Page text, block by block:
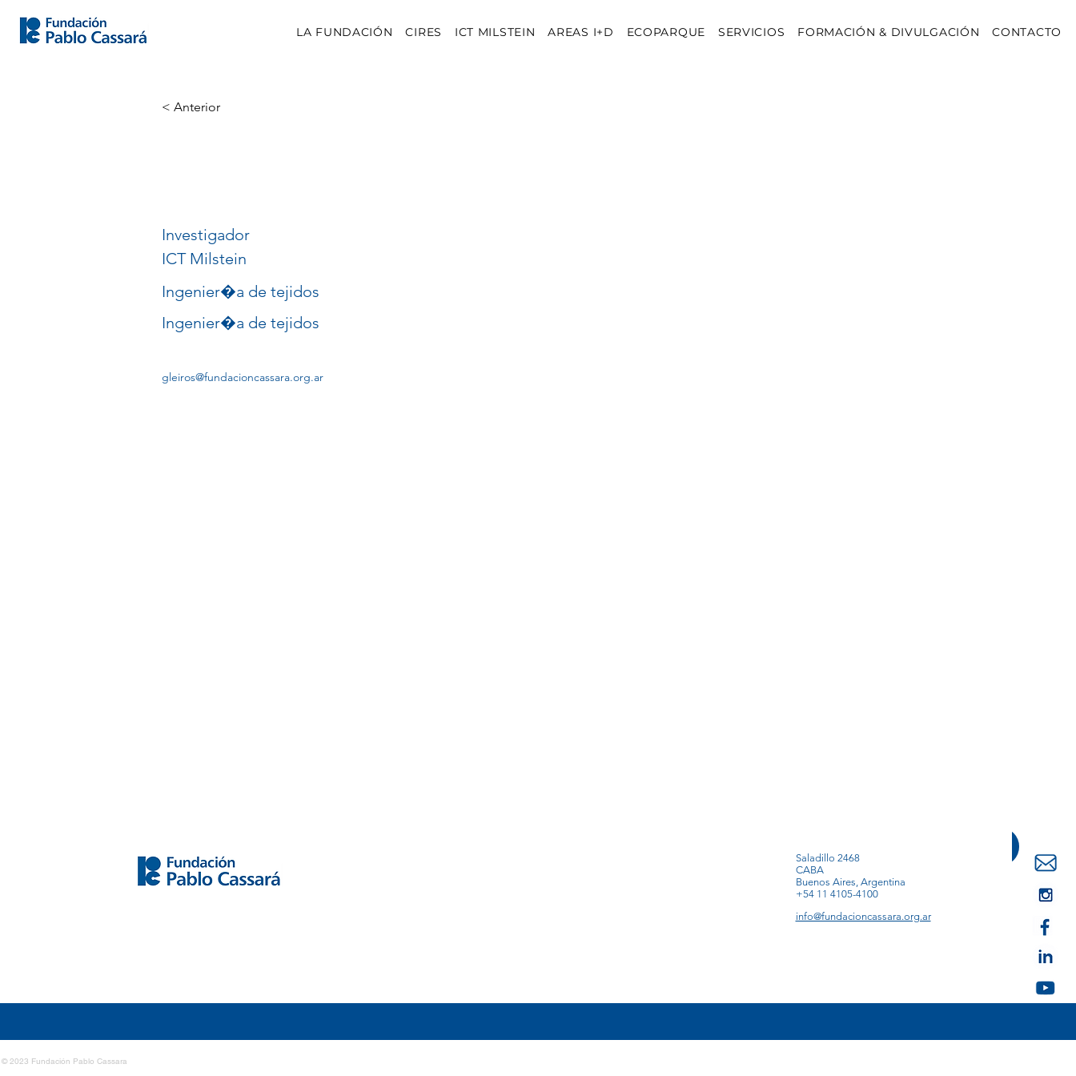
LA FUNDACIÓN CIRES ICT MILSTEIN AREAS I+D ECOPARQUE SERVICIOS FORMACIÓN & DIVULGACIÓN CONTACTO
< Anterior
Investigador
ICT Milstein
Ingenier�a de tejidos
Ingenier�a de tejidos
gleiros@fundacioncassara.org.ar
Saladillo 2468
CABA
Buenos Aires, Argentina
+54 11 4105-4100
info@fundacioncassara.org.ar
© 2023 Fundación Pablo Cassara